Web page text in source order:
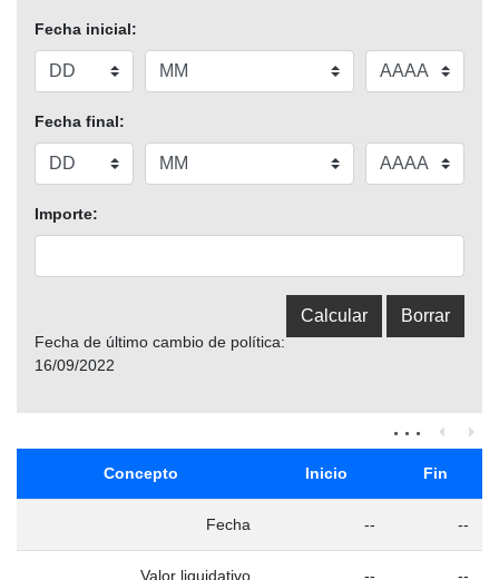
Fecha inicial:
Fecha final:
Importe:
Fecha de último cambio de política:
16/09/2022
Concepto Inicio Fin
Fecha -- --
Valor liquidativo -- --